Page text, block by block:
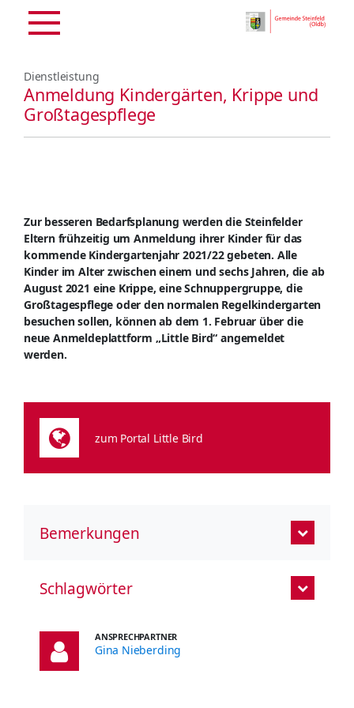
Dienstleistung
Anmeldung Kindergärten, Krippe und
Großtagespflege
Zur besseren Bedarfsplanung werden die Steinfelder
Eltern frühzeitig um Anmeldung ihrer Kinder für das
kommende Kindergartenjahr 2021/22 gebeten. Alle
Kinder im Alter zwischen einem und sechs Jahren, die ab
August 2021 eine Krippe, eine Schnuppergruppe, die
Großtagespflege oder den normalen Regelkindergarten
besuchen sollen, können ab dem 1. Februar über die
neue Anmeldeplattform „Little Bird“ angemeldet
werden.
zum Portal Little Bird
Bemerkungen
Schlagwörter
ANSPRECHPARTNER
Gina Nieberding